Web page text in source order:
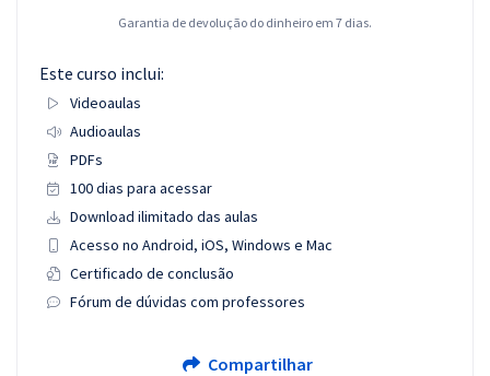
Garantia de devolução do dinheiro em 7 dias.
Este curso inclui:
Videoaulas
Audioaulas
PDFs
100 dias para acessar
Download ilimitado das aulas
Acesso no Android, iOS, Windows e Mac
Certificado de conclusão
Fórum de dúvidas com professores
Compartilhar